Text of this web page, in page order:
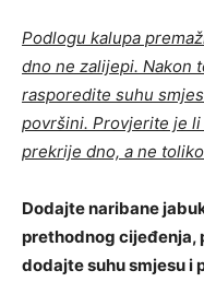
Podlogu kalupa
dno ne zalijepi. Nakon
rasporedite suhu
površini. Provjerite je
prekrije dno, a ne
Dodajte naribane
prethodnog cijeđenja,
dodajte suhu smjesu i